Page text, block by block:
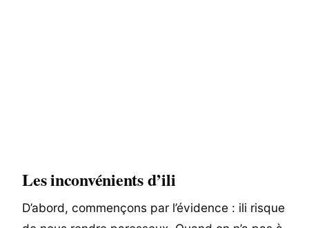
Les inconvénients d’ili
D’abord, commençons par l’évidence : ili risque